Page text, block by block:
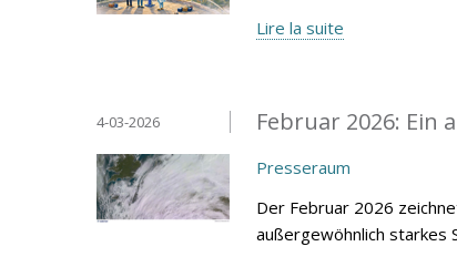
Lire la suite
Februar 2026: Ein
4-03-2026
Presseraum
Der Februar 2026
außergewöhnlich starkes